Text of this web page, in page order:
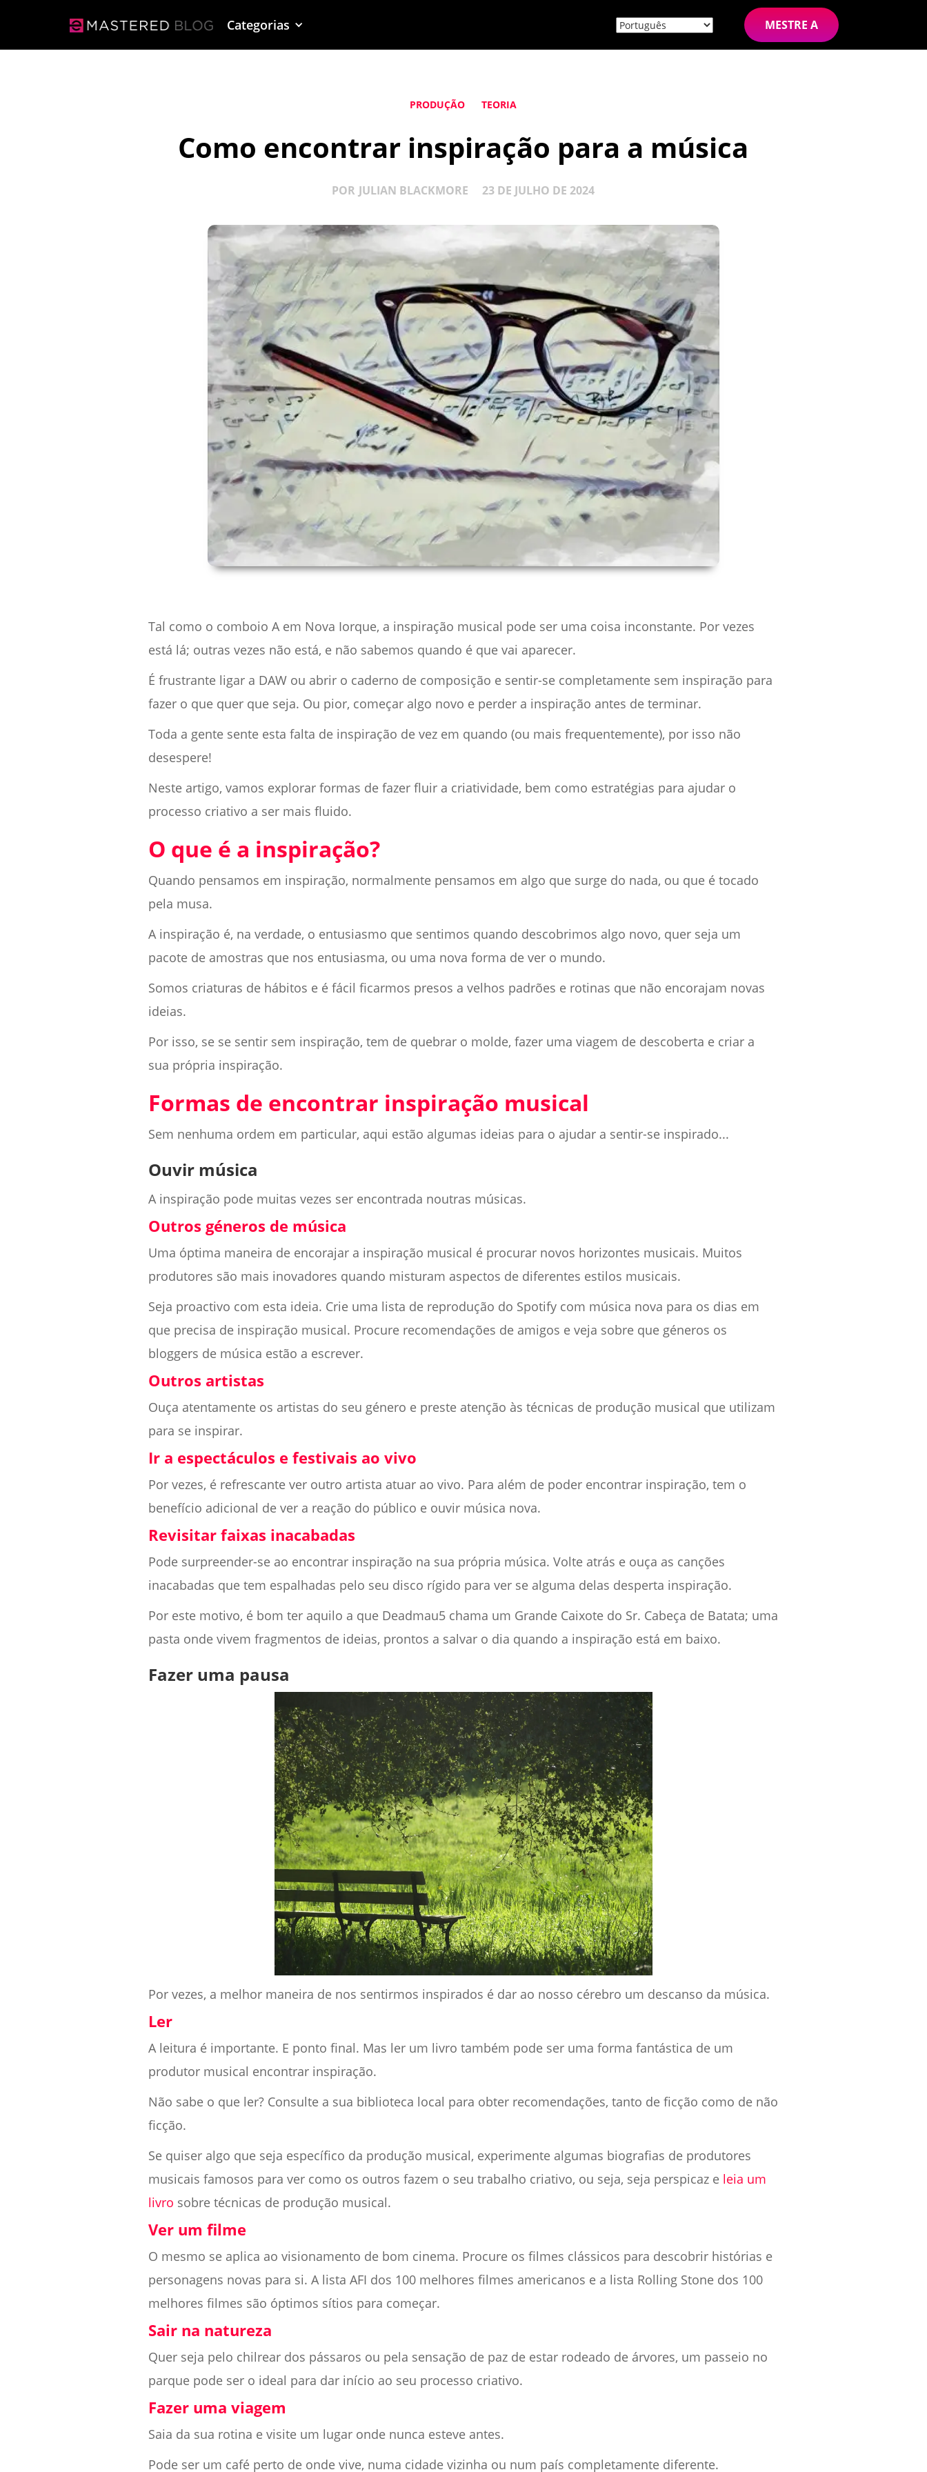
Categorias MESTRE A
PRODUÇÃO TEORIA
Como encontrar inspiração para a música
POR JULIAN BLACKMORE 23 DE JULHO DE 2024
Tal como o comboio A em Nova Iorque, a inspiração musical pode ser uma coisa inconstante. Por vezes
está lá; outras vezes não está, e não sabemos quando é que vai aparecer.
É frustrante ligar a DAW ou abrir o caderno de composição e sentir-se completamente sem inspiração para
fazer o que quer que seja. Ou pior, começar algo novo e perder a inspiração antes de terminar.
Toda a gente sente esta falta de inspiração de vez em quando (ou mais frequentemente), por isso não
desespere!
Neste artigo, vamos explorar formas de fazer fluir a criatividade, bem como estratégias para ajudar o
processo criativo a ser mais fluido.
O que é a inspiração?
Quando pensamos em inspiração, normalmente pensamos em algo que surge do nada, ou que é tocado
pela musa.
A inspiração é, na verdade, o entusiasmo que sentimos quando descobrimos algo novo, quer seja um
pacote de amostras que nos entusiasma, ou uma nova forma de ver o mundo.
Somos criaturas de hábitos e é fácil ficarmos presos a velhos padrões e rotinas que não encorajam novas
ideias.
Por isso, se se sentir sem inspiração, tem de quebrar o molde, fazer uma viagem de descoberta e criar a
sua própria inspiração.
Formas de encontrar inspiração musical
Sem nenhuma ordem em particular, aqui estão algumas ideias para o ajudar a sentir-se inspirado...
Ouvir música
A inspiração pode muitas vezes ser encontrada noutras músicas.
Outros géneros de música
Uma óptima maneira de encorajar a inspiração musical é procurar novos horizontes musicais. Muitos
produtores são mais inovadores quando misturam aspectos de diferentes estilos musicais.
Seja proactivo com esta ideia. Crie uma lista de reprodução do Spotify com música nova para os dias em
que precisa de inspiração musical. Procure recomendações de amigos e veja sobre que géneros os
bloggers de música estão a escrever.
Outros artistas
Ouça atentamente os artistas do seu género e preste atenção às técnicas de produção musical que utilizam
para se inspirar.
Ir a espectáculos e festivais ao vivo
Por vezes, é refrescante ver outro artista atuar ao vivo. Para além de poder encontrar inspiração, tem o
benefício adicional de ver a reação do público e ouvir música nova.
Revisitar faixas inacabadas
Pode surpreender-se ao encontrar inspiração na sua própria música. Volte atrás e ouça as canções
inacabadas que tem espalhadas pelo seu disco rígido para ver se alguma delas desperta inspiração.
Por este motivo, é bom ter aquilo a que Deadmau5 chama um Grande Caixote do Sr. Cabeça de Batata; uma
pasta onde vivem fragmentos de ideias, prontos a salvar o dia quando a inspiração está em baixo.
Fazer uma pausa
Por vezes, a melhor maneira de nos sentirmos inspirados é dar ao nosso cérebro um descanso da música.
Ler
A leitura é importante. E ponto final. Mas ler um livro também pode ser uma forma fantástica de um
produtor musical encontrar inspiração.
Não sabe o que ler? Consulte a sua biblioteca local para obter recomendações, tanto de ficção como de não
ficção.
Se quiser algo que seja específico da produção musical, experimente algumas biografias de produtores
musicais famosos para ver como os outros fazem o seu trabalho criativo, ou seja, seja perspicaz e leia um
livro sobre técnicas de produção musical.
Ver um filme
O mesmo se aplica ao visionamento de bom cinema. Procure os filmes clássicos para descobrir histórias e
personagens novas para si. A lista AFI dos 100 melhores filmes americanos e a lista Rolling Stone dos 100
melhores filmes são óptimos sítios para começar.
Sair na natureza
Quer seja pelo chilrear dos pássaros ou pela sensação de paz de estar rodeado de árvores, um passeio no
parque pode ser o ideal para dar início ao seu processo criativo.
Fazer uma viagem
Saia da sua rotina e visite um lugar onde nunca esteve antes.
Pode ser um café perto de onde vive, numa cidade vizinha ou num país completamente diferente.